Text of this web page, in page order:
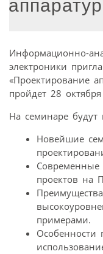
Информационно-
электроники
«Проектирование
пройдет 28
На семинаре будут
Новейшие
Современные
проектов на
примерами.
Особенности